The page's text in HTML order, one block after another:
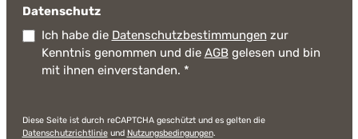
Datenschutz
Ich habe die Datenschutzbestimmungen zur
Kenntnis genommen und die AGB gelesen und bin
mit ihnen einverstanden. *
Diese Seite ist durch reCAPTCHA geschützt und es gelten die
Datenschutzrichtlinieund Nutzungsbedingungen.